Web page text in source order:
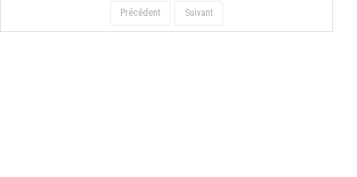
Précédent
Suivant